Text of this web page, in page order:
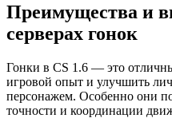
Преимущества и
серверах гонок
Гонки в CS 1.6 — это
игровой опыт и улучшить
персонажем. Особенно они
точности и координации